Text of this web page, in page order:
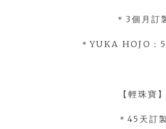
＊3個月訂
＊YUKA HOJO：
【輕珠寶】
＊45天訂